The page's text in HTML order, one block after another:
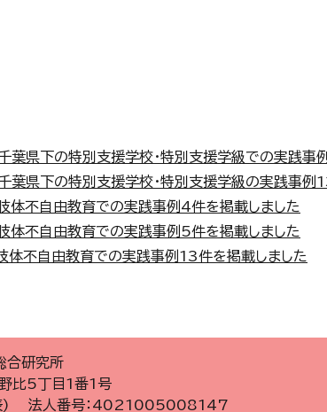
葉県下の特別支援学校・特別支援学級での実践事
葉県下の特別支援学校・特別支援学級の実践事例
体不自由教育での実践事例4件を掲載しました
体不自由教育での実践事例5件を掲載しました
体不自由教育での実践事例13件を掲載しました
合研究所
比5丁目1番1号
) 法人番号：4021005008147